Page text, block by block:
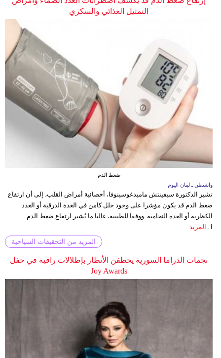
التمثيل الغذائي والسكري
ضغط الدم
واشنطن ـ لبنان اليوم
تشير الدكتورة سيفينتش ماميدغوسينوفا، أخصائية أمراض القلب، إلى أن ارتفاع
ضغط الدم قد يكون مؤشرا على وجود خلل كامن في الغدة الدرقية أو الغدد
الكظرية أو الغدة النخامية. ووفقا للطبيبة، غالبا ما يُشير ارتفاع ضغط الدم
ا...
المزيد
المزيد من التحقيقات السياحية
نجمات الدراما السورية يخطفن الأنظار بإطلالات راقية في حفل
Joy Awards